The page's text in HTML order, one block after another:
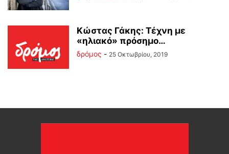
Κώστας Γάκης: Τέχνη με
«ηλιακό» πρόσημο…
δρόμος - 25 Οκτωβρίου, 2019